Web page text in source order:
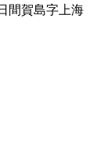
間賀島字上海